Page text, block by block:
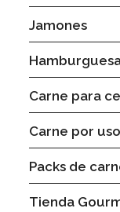
Jamones
Carne para
Carne por uso
Packs de
Tienda